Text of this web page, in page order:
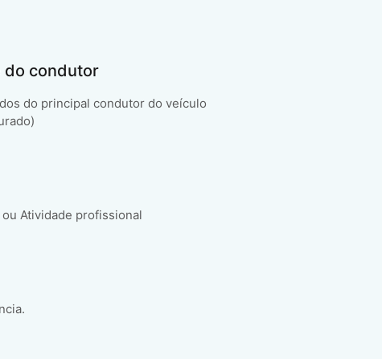
do condutor
do principal condutor do veículo
Atividade profissional